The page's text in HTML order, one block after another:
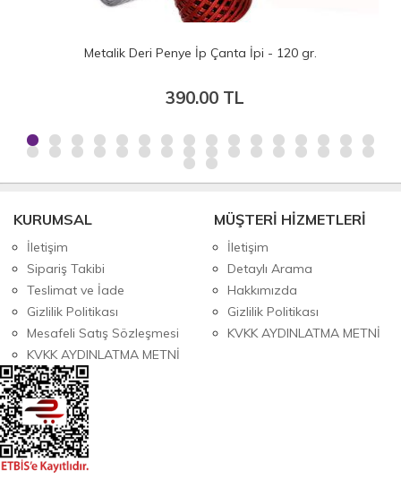
Deri Penye İp Çanta İpi - 120 gr.
KURUMSAL
İletişim
Sipariş Takibi
Teslimat ve İade
Gizlilik Politikası
Mesafeli Satış Sözleşmesi
KVKK AYDINLATMA METNİ
MÜŞTERİ HİZMETLERİ
İletişim
Detaylı Arama
Hakkımızda
Gizlilik Politikası
KVKK AYDINLATMA METNİ